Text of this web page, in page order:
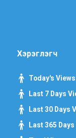
Хэрэглэгч
Today's
Last 7 Days
Last 30 Days
Last 365